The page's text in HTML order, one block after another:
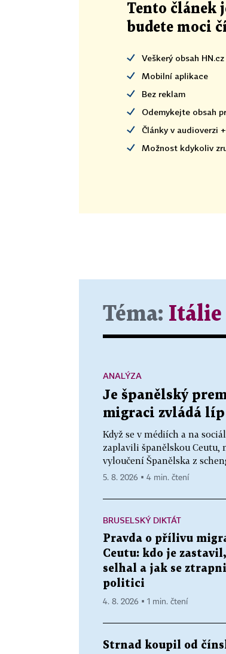
Tento článek
budete moci
Veškerý obsah HN.cz
Mobilní aplikace
Bez reklam
Odemykejte obsah
Články v audioverzi
Možnost kdykoliv
Téma: Itálie
Je španělský
migraci zvládá
Když se v médiích a na
zaplavili španělskou
vyloučení Španělska z
ANALÝZA
5. 8. 2026 ▪ 4 min. čtení
BRUSELSKÝ DIKTÁT
Pravda o přílivu
Ceutu: kdo je
selhal a jak se
politici
4. 8. 2026 ▪ 1 min. čtení
Strnad koupil od